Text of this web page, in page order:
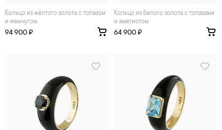
Кольцо из жёлтого золота с топазом
и жемчугом
94 900 ₽
Кольцо из белого золота с топазами
и аметистом
64 900 ₽